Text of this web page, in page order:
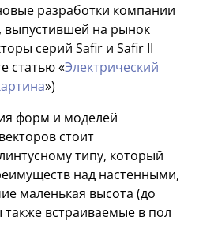
разработки компании
на рынок
серий Safir и Safir II
статью «Электрический
»)
форм и моделей
стоит
типу, который
над настенными,
маленькая высота (до
встраиваемые в пол